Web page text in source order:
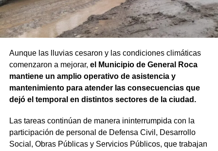
Aunque las lluvias cesaron y las condiciones climáticas
comenzaron a mejorar, el Municipio de General Roca
mantiene un amplio operativo de asistencia y
mantenimiento para atender las consecuencias que
dejó el temporal en distintos sectores de la ciudad.
Las tareas continúan de manera ininterrumpida con la
participación de personal de Defensa Civil, Desarrollo
Social, Obras Públicas y Servicios Públicos, que trabajan